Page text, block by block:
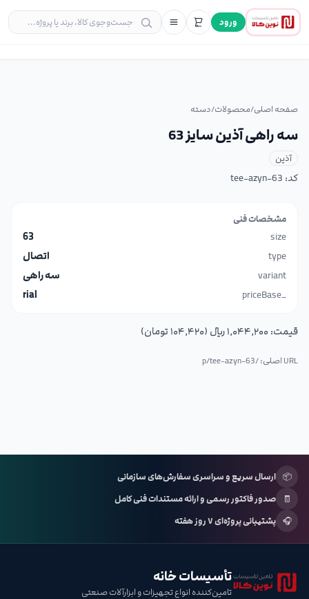
ورود
صفحه اصلی/محصولات/دسته
سه راهی آذین سایز 63
آذین
کد: tee-azyn-63
مشخصات فنی
size
63
type
اتصال
variant
سه راهی
_priceBase
rial
قیمت: ۱٬۰۴۴٬۲۰۰ ریال (۱۰۴٬۴۲۰ تومان)
URL اصلی: /p/ tee-azyn-63
📦 ارسال سریع و سراسری سفارش‌های سازمانی
🧾
صدور فاکتور رسمی و ارائه مستندات فنی کامل
🎧 پشتیبانی پروژه‌ای ۷ روز هفته
تأسیسات خانه
تامین‌کننده انواع تجهیزات و ابزارآلات صنعتی